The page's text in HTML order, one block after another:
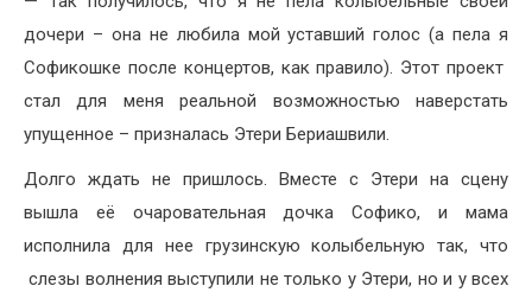
дочери – она не любила мой уставший голос (а пела я
Софикошке после концертов, как правило). Этот проект
стал для меня реальной возможностью наверстать
упущенное – призналась Этери Бериашвили.
Долго ждать не пришлось. Вместе с Этери на сцену
вышла её очаровательная дочка Софико, и мама
исполнила для нее грузинскую колыбельную так, что
слезы волнения выступили не только у Этери, но и у всех